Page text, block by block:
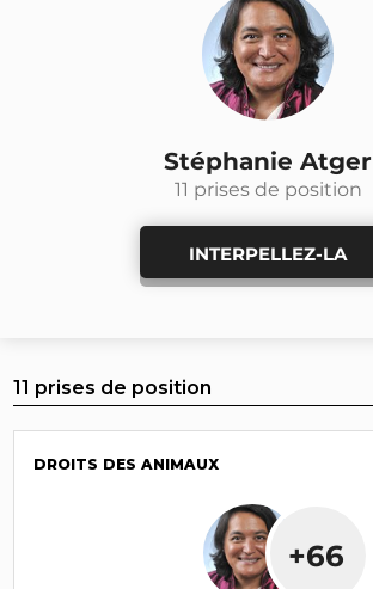
Stéphanie Atger
11 prises de position
INTERPELLEZ-LA
11 prises de position
DROITS DES ANIMAUX
+66